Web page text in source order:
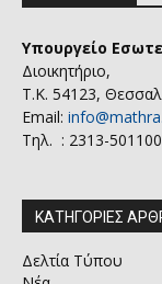
Υπουργείο
Διοικητήριο,
Τ.Κ. 54123,
Email:
Τηλ. : 2313-501100
ΚΑΤΗΓΟΡΙΕΣ
Δελτία Τύπου